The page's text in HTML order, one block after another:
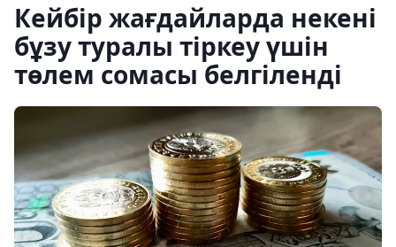
Кейбір жағдайларда некені
бұзу туралы тіркеу үшін
төлем сомасы белгіленді